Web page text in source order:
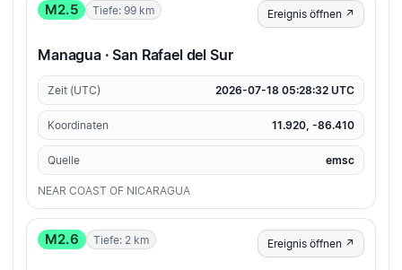
M2.5 Tiefe: 99 km Ereignis öffnen ↗
Managua · San Rafael del Sur
Zeit (UTC) 2026-07-18 05:28:32 UTC
Koordinaten 11.920, -86.410
Quelle emsc
NEAR COAST OF NICARAGUA
M2.6 Tiefe: 2 km Ereignis öffnen ↗